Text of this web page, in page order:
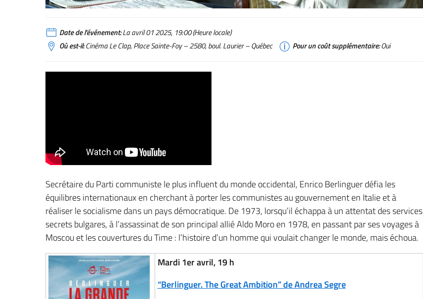
Date de l'événement:La avril 01 2025, 19:00 (Heure locale)
Où est-il:Cinéma Le Clap, Place Sainte-Foy – 2580, boul. Laurier – Québec Pour un coût supplémentaire:Oui
Secrétaire du Parti communiste le plus influent du monde occidental, Enrico Berlinguer défia les
équilibres internationaux en cherchant à porter les communistes au gouvernement en Italie et à
réaliser le socialisme dans un pays démocratique. De 1973, lorsqu’il échappa à un attentat des services
secrets bulgares, à l’assassinat de son principal allié Aldo Moro en 1978, en passant par ses voyages à
Moscou et les couvertures du Time : l’histoire d’un homme qui voulait changer le monde, mais échoua.
Mardi 1er avril, 19 h
“Berlinguer. The Great Ambition” de Andrea Segre